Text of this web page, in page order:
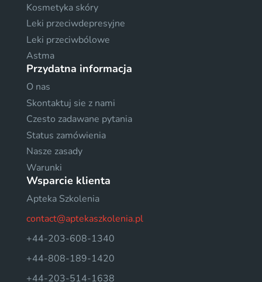
Kosmetyka skóry
Leki przeciwdepresyjne
Leki przeciwbólowe
Astma
Przydatna informacja
O nas
Skontaktuj sie z nami
Czesto zadawane pytania
Status zamówienia
Nasze zasady
Warunki
Wsparcie klienta
Apteka Szkolenia
contact@aptekaszkolenia.pl
+44-203-608-1340
+44-808-189-1420
+44-203-514-1638